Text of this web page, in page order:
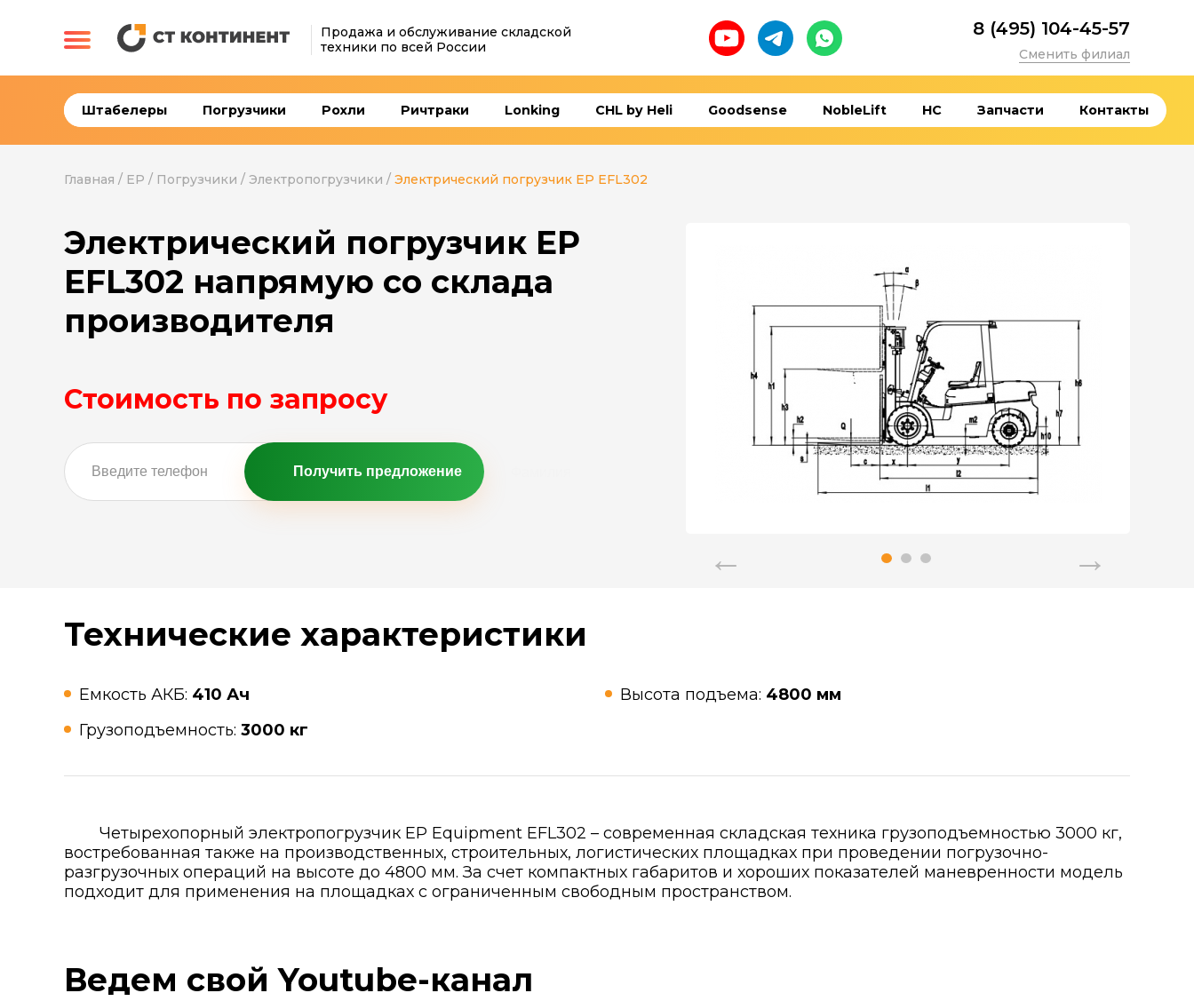
Продажа и обслуживание складской
техники по всей России
8 (495) 104-45-57
Сменить филиал
Штабелеры Погрузчики Рохли Ричтраки Lonking CHL by Heli Goodsense NobleLift HC Запчасти Контакты
Главная / EP / Погрузчики / Электропогрузчики / Электрический погрузчик EP EFL302
Электрический погрузчик EP
EFL302 напрямую со склада
производителя
Стоимость по запросу
Получить предложение
Технические характеристики
Емкость АКБ: 410 Ач
Грузоподъемность: 3000 кг
Высота подъема: 4800 мм
Четырехопорный электропогрузчик EP Equipment EFL302 – современная складская техника грузоподъемностью 3000 кг,
востребованная также на производственных, строительных, логистических площадках при проведении погрузочно-
разгрузочных операций на высоте до 4800 мм. За счет компактных габаритов и хороших показателей маневренности модель
подходит для применения на площадках с ограниченным свободным пространством.
Ведем свой Youtube-канал